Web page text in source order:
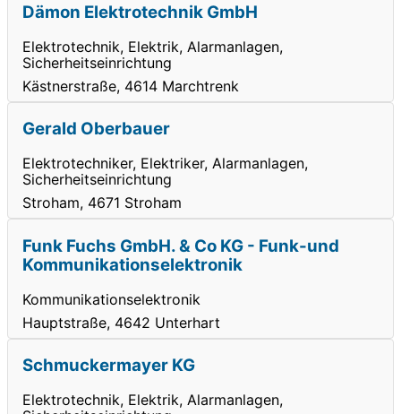
Dämon Elektrotechnik GmbH
Elektrotechnik, Elektrik, Alarmanlagen,
Sicherheitseinrichtung
Kästnerstraße, 4614 Marchtrenk
Gerald Oberbauer
Elektrotechniker, Elektriker, Alarmanlagen,
Sicherheitseinrichtung
Stroham, 4671 Stroham
Funk Fuchs GmbH. & Co KG - Funk-und
Kommunikationselektronik
Kommunikationselektronik
Hauptstraße, 4642 Unterhart
Schmuckermayer KG
Elektrotechnik, Elektrik, Alarmanlagen,